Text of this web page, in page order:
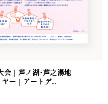
会｜芦ノ湖･芦之湯地
ー｜アートデ...